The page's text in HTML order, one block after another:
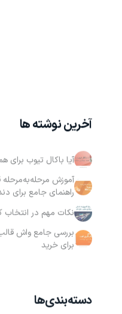
آخرین نوشته ها
آیا باکال تیوب برای
راهنمای جامع برای
نکات مهم در انتخاب
بررسی جامع واش
برای خرید
دسته‌بندی‌ها